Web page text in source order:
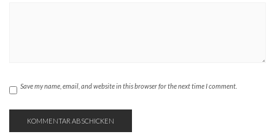
Save my name, email, and website in this browser for the next time I comment.